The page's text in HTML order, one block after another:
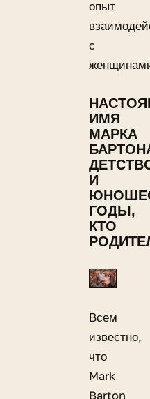
опыт
с
ИМЯ
МАРКА
И
ГОДЫ,
КТО
Всем
известно,
что
Mark
Barton